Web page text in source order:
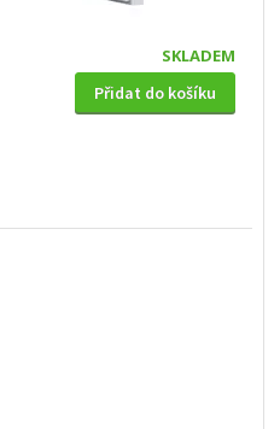
SKLADEM
Přidat do košíku